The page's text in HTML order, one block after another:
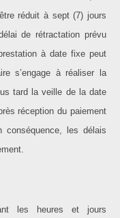
réduit à sept (7) jours
de rétractation prévu
à date fixe peut
s’engage à réaliser la
tard la veille de la date
réception du paiement
conséquence, les délais
les heures et jours